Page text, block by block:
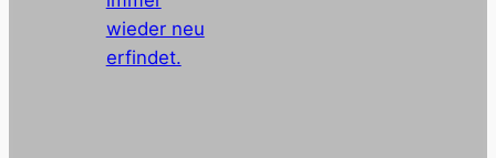
wieder neu
erfindet.